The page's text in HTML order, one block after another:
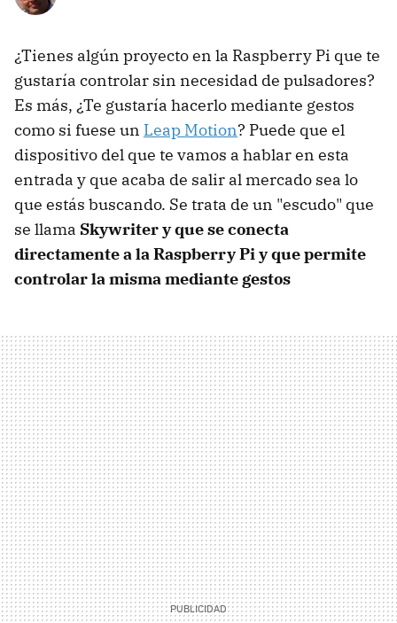
¿Tienes algún proyecto en la Raspberry Pi que te
gustaría controlar sin necesidad de pulsadores?
Es más, ¿Te gustaría hacerlo mediante gestos
como si fuese un Leap Motion? Puede que el
dispositivo del que te vamos a hablar en esta
entrada y que acaba de salir al mercado sea lo
que estás buscando. Se trata de un "escudo" que
se llama Skywriter y que se conecta
directamente a la Raspberry Pi y que permite
controlar la misma mediante gestos